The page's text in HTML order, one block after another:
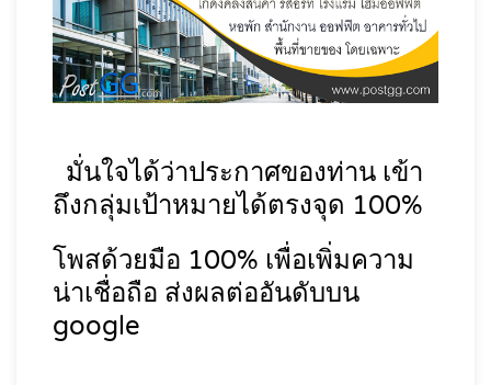
มั่นใจได้ว่าประกาศของท่าน เข้า
ถึงกลุ่มเป้าหมายได้ตรงจุด 100%
โพสด้วยมือ 100% เพื่อเพิ่มความ
น่าเชื่อถือ ส่งผลต่ออันดับบน
google